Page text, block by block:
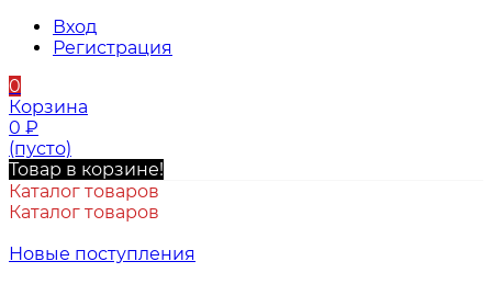
Вход
Регистрация
0
Корзина
0 ₽
(пусто)
Товар в корзине!
Каталог товаров
Каталог товаров
Новые поступления